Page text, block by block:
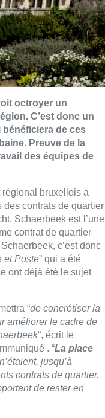
octroyer un
C’est donc un
de ces
Preuve de la
des équipes de
régional bruxellois a
contrats de quartier
Schaerbeek est l’une
contrat de quartier
c’est donc
et Poste” qui a été
ont déjà été le sujet
“de concrétiser la
améliorer le cadre de
“, écrit le
. “La place
n’étaient, jusqu’à
contrats de quartier.
de rester en